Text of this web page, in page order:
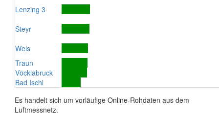
Lenzing 3
Steyr
Wels
Traun
Vöcklabruck
Bad Ischl
Es handelt sich um vorläufige Online-Rohdaten aus dem
Luftmessnetz.